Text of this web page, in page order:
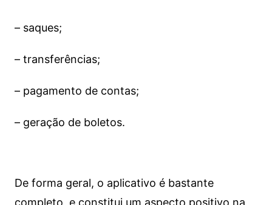
– saques;
– transferências;
– pagamento de contas;
– geração de boletos.
De forma geral, o aplicativo é bastante
completo, e constitui um aspecto positivo na